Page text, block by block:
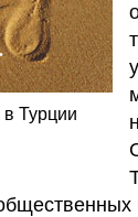
в Турции